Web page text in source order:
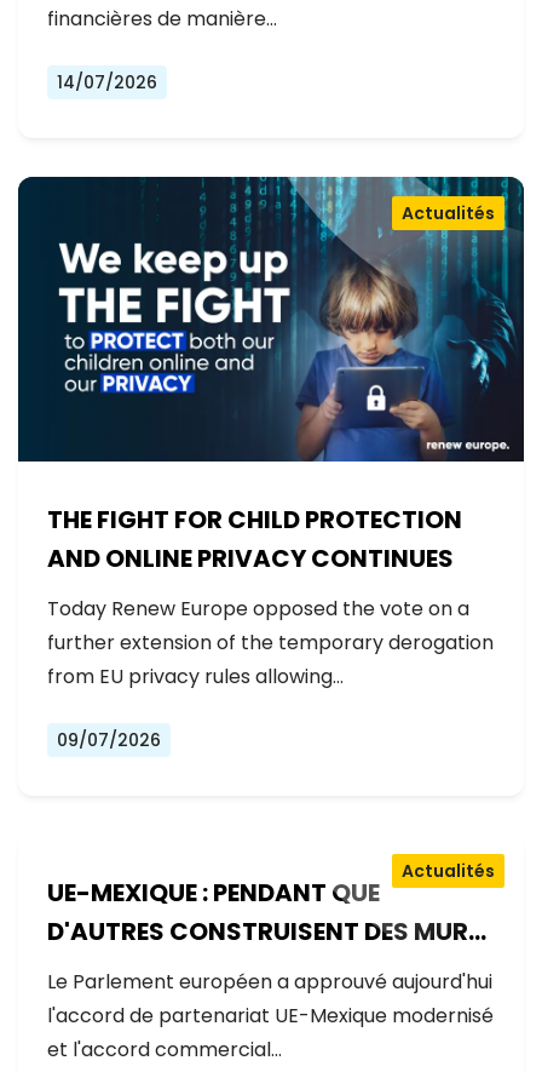
financières de manière…
14/07/2026
THE FIGHT FOR CHILD PROTECTION
AND ONLINE PRIVACY CONTINUES
Actualités
Today Renew Europe opposed the vote on a
further extension of the temporary derogation
from EU privacy rules allowing…
09/07/2026
UE-MEXIQUE : PENDANT QUE
D'AUTRES CONSTRUISENT DES MURS,
L'EUROPE CONSTRUIT DES PONTS
Actualités
Le Parlement européen a approuvé aujourd'hui
l'accord de partenariat UE-Mexique modernisé
et l'accord commercial…